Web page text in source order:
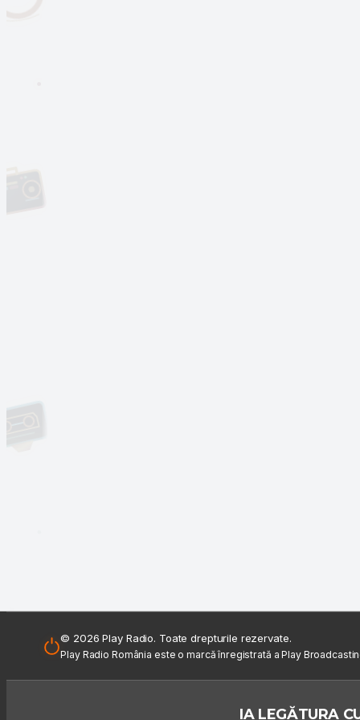
© 2026 Play Radio. Toate drepturile rezervate.
Play Radio România este o marcă înregistrată a Play
IA LEGĂTURA